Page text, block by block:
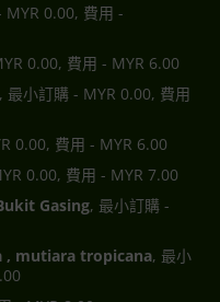
MYR 0.00, 費用 -
0.00, 費用 - MYR 6.00
, 最小訂購 - MYR 0.00, 費用
0.00, 費用 - MYR 6.00
0.00, 費用 - MYR 7.00
Gasing, 最小訂購 -
, mutiara tropicana, 最小